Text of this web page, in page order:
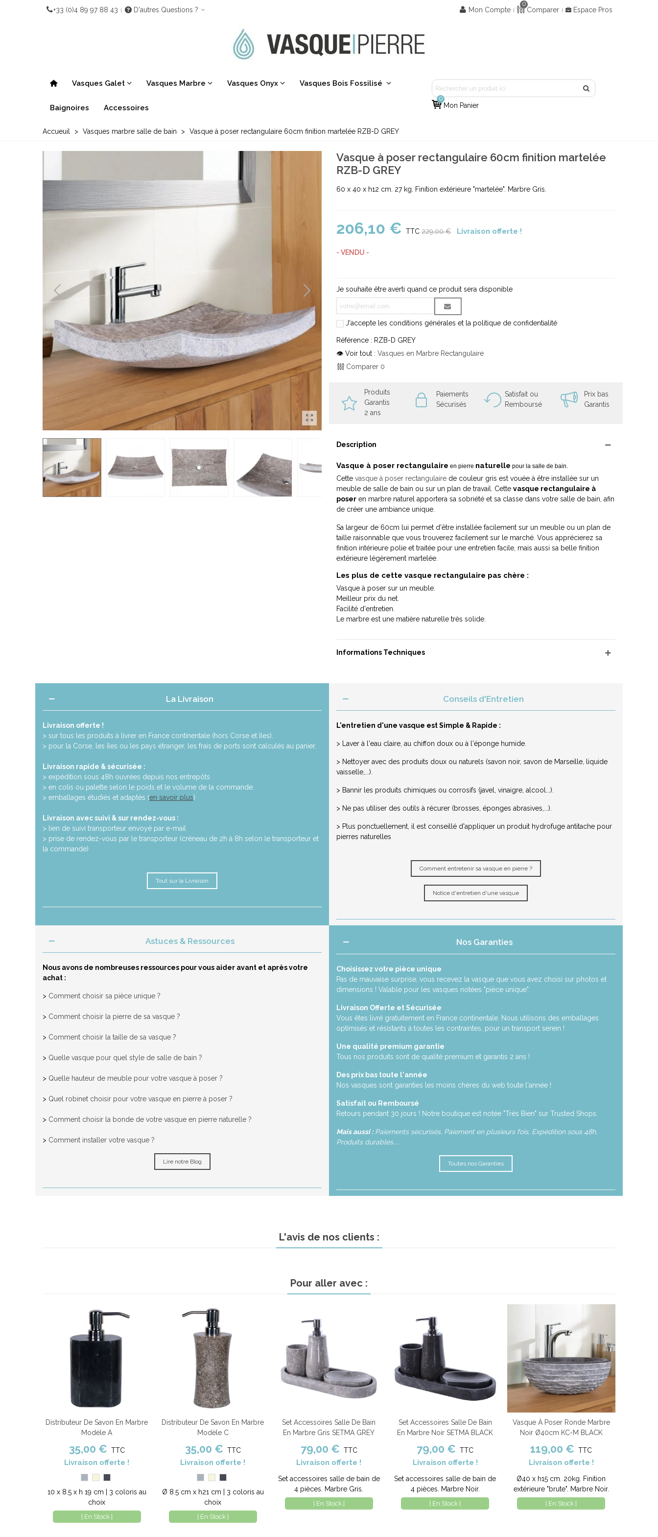
+33 (0)4 89 97 88 43 D'autres Questions ? Mon Compte
0
Comparer Espace Pros
Vasques Galet Vasques Marbre Vasques Onyx Vasques Bois Fossilisé
Baignoires Accessoires
0
Mon Panier
Accueuil > Vasques marbre salle de bain > Vasque à poser rectangulaire 60cm finition martelée RZB-D GREY
Vasque à poser rectangulaire 60cm finition martelée
RZB-D GREY
60 x 40 x h12 cm. 27 kg. Finition extérieure "martelée". Marbre Gris.
206,10 € TTC 229,00 € Livraison offerte !
- VENDU -
Je souhaite être averti quand ce produit sera disponible
J'accepte les conditions générales et la politique de confidentialité
Référence : RZB-D GREY
👁 Voir tout : Vasques en Marbre Rectangulaire
Comparer 0
Produits
Garantis
2 ans
Paiements
Sécurisés
Satisfait ou
Remboursé
Prix bas
Garantis
Description
Vasque à poser rectangulaire en pierre naturelle pour la salle de bain.
Cette vasque à poser rectangulaire de couleur gris est vouée à être installée sur un
meuble de salle de bain ou sur un plan de travail. Cette vasque rectangulaire à
poser en marbre naturel apportera sa sobriété et sa classe dans votre salle de bain, afin
de créer une ambiance unique.
Sa largeur de 60cm lui permet d'être installée facilement sur un meuble ou un plan de
taille raisonnable que vous trouverez facilement sur le marché. Vous apprécierez sa
finition intérieure polie et traitée pour une entretien facile, mais aussi sa belle finition
extérieure légèrement martelée.
Les plus de cette vasque rectangulaire pas chère :
Vasque à poser sur un meuble.
Meilleur prix du net.
Facilité d'entretien.
Le marbre est une matière naturelle très solide.
Informations Techniques
La Livraison
Livraison offerte !
> sur tous les produits à livrer en France continentale (hors Corse et îles).
> pour la Corse, les îles ou les pays étranger, les frais de ports sont calculés au panier.
Livraison rapide & sécurisée :
> expédition sous 48h ouvrées depuis nos entrepôts
> en colis ou palette selon le poids et le volume de la commande.
> emballages étudiés et adaptés (en savoir plus)
Livraison avec suivi & sur rendez-vous :
> lien de suivi transporteur envoyé par e-mail
> prise de rendez-vous par le transporteur (créneau de 2h à 8h selon le transporteur et
la commande)
Tout sur la Livraison
Conseils d'Entretien
L'entretien d'une vasque est Simple & Rapide :
> Laver à l'eau claire, au chiffon doux ou à l'éponge humide.
> Nettoyer avec des produits doux ou naturels (savon noir, savon de Marseille, liquide
vaisselle,...).
> Bannir les produits chimiques ou corrosifs (javel, vinaigre, alcool...).
> Ne pas utiliser des outils à récurer (brosses, éponges abrasives,...).
> Plus ponctuellement, il est conseillé d'appliquer un produit hydrofuge antitache pour
pierres naturelles
Comment entretenir sa vasque en pierre ?
Notice d'entretien d'une vasque
Astuces & Ressources
Nous avons de nombreuses ressources pour vous aider avant et après votre
achat :
> Comment choisir sa pièce unique ?
> Comment choisir la pierre de sa vasque ?
> Comment choisir la taille de sa vasque ?
> Quelle vasque pour quel style de salle de bain ?
> Quelle hauteur de meuble pour votre vasque à poser ?
> Quel robinet choisir pour votre vasque en pierre à poser ?
> Comment choisir la bonde de votre vasque en pierre naturelle ?
> Comment installer votre vasque ?
Lire notre Blog
Nos Garanties
Choisissez votre pièce unique
Pas de mauvaise surprise, vous recevez la vasque que vous avez choisi sur photos et
dimensions ! Valable pour les vasques notées "pièce unique".
Livraison Offerte et Sécurisée
Vous êtes livré gratuitement en France continentale. Nous utilisons des emballages
optimisés et résistants à toutes les contraintes, pour un transport serein !
Une qualité premium garantie
Tous nos produits sont de qualité premium et garantis 2 ans !
Des prix bas toute l'année
Nos vasques sont garanties les moins chères du web toute l'année !
Satisfait ou Remboursé
Retours pendant 30 jours ! Notre boutique est notée "Très Bien" sur Trusted Shops.
Mais aussi :Paiements sécurisés, Paiement en plusieurs fois, Expédition sous 48h,
Produits durables....
Toutes nos Garanties
L'avis de nos clients :
Pour aller avec :
Ajouter au panier Comparer
Distributeur De Savon En Marbre
Modèle A
35,00 € TTC
Livraison offerte !
10 x 8.5 x h 19 cm | 3 coloris au
choix
| En Stock |
Ajouter au panier Comparer
Distributeur De Savon En Marbre
Modèle C
35,00 € TTC
Livraison offerte !
Ø 8.5 cm x h21 cm | 3 coloris au
choix
| En Stock |
Ajouter au panier Comparer
Set Accessoires Salle De Bain
En Marbre Gris SETMA GREY
79,00 € TTC
Livraison offerte !
Set accessoires salle de bain de
4 pièces. Marbre Gris.
| En Stock |
Ajouter au panier Comparer
Set Accessoires Salle De Bain
En Marbre Noir SETMA BLACK
79,00 € TTC
Livraison offerte !
Set accessoires salle de bain de
4 pièces. Marbre Noir.
| En Stock |
Ajouter au panier Comparer
Vasque À Poser Ronde Marbre
Noir Ø40cm KC-M BLACK
119,00 € TTC
Livraison offerte !
Ø40 x h15 cm. 20kg. Finition
extérieure "brute". Marbre Noir.
| En Stock |